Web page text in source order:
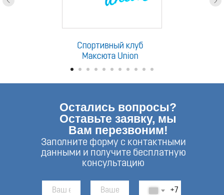
+7
Остались вопросы?
Оставьте заявку, мы
Вам перезвоним!
Заполните форму с контактными
данными и получите бесплатную
консультацию